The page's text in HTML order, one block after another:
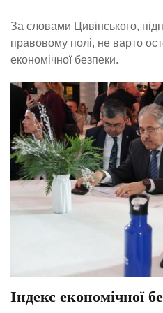
За словами Цивінського,
правовому полі, не варто
економічної безпеки.
Індекс економічної